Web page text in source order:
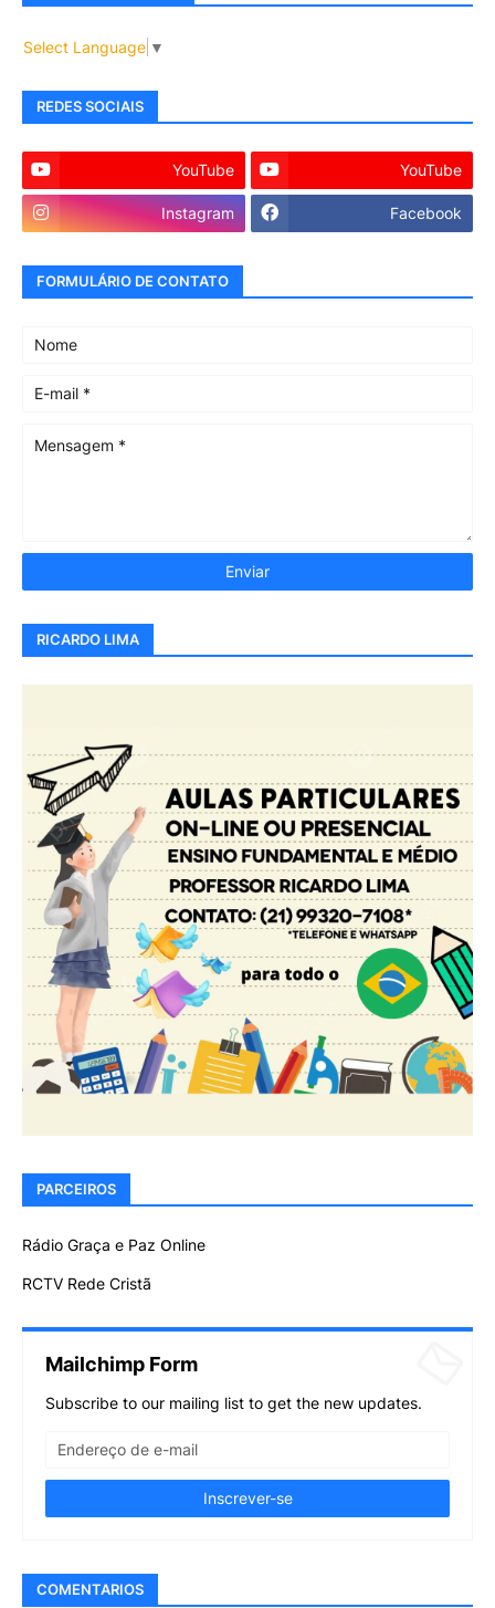
Select Language ▼
REDES SOCIAIS
YouTube YouTube
Instagram Facebook
FORMULÁRIO DE CONTATO
RICARDO LIMA
PARCEIROS
Rádio Graça e Paz Online
RCTV Rede Cristã
Mailchimp Form
Subscribe to our mailing list to get the new updates.
COMENTARIOS